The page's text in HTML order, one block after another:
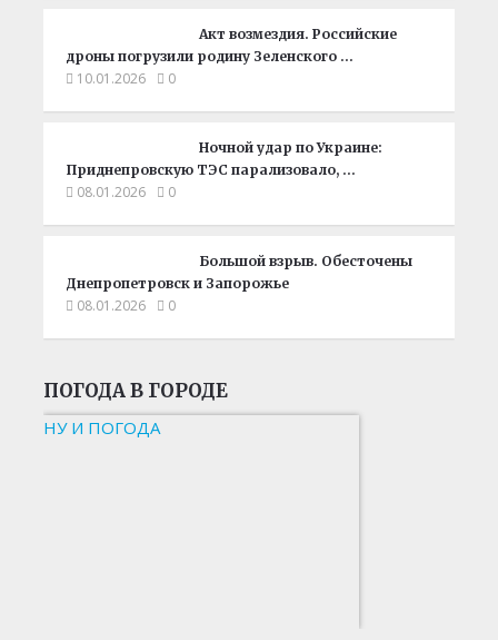
Акт возмездия. Российские
дроны погрузили родину Зеленского …
10.01.2026 0
Ночной удар по Украине:
Приднепровскую ТЭС парализовало, …
08.01.2026 0
Большой взрыв. Обесточены
Днепропетровск и Запорожье
08.01.2026 0
ПОГОДА В ГОРОДЕ
НУ И ПОГОДА